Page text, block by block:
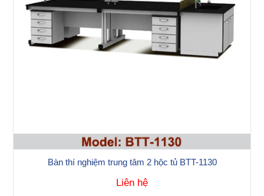
Bàn thí nghiệm trung tâm 2 hộc tủ BTT-1130
Liên hệ